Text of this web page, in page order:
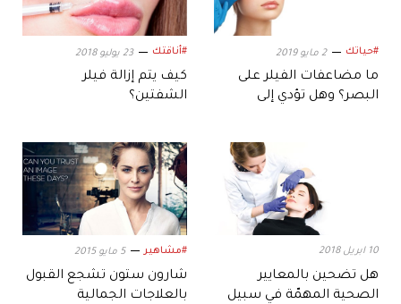
#حياتك 2 مايو 2019
ما مضاعفات الفيلر على
البصر؟ وهل تؤدي إلى
#أناقتك 23 يوليو 2018
كيف يتم إزالة فيلر
الشفتين؟
10 ابريل 2018
هل تضحين بالمعايير
الصحية المهمّة في سبيل
#مشاهير 5 مايو 2015
شارون ستون تشجع القبول
بالعلاجات الجمالية